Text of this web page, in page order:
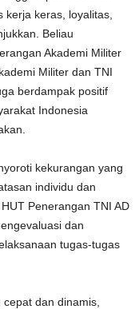
kerja keras, loyalitas,
Beliau
Akademi Militer
Militer dan TNI
berdampak positif
Indonesia
kekurangan yang
individu dan
Penerangan TNI AD
dan
tugas-tugas
dan dinamis,